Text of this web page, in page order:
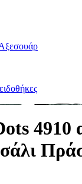
4910